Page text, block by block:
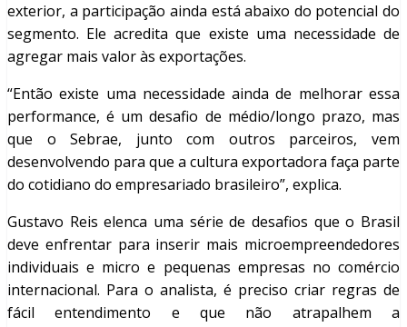
exterior, a participação ainda está abaixo do potencial do
segmento. Ele acredita que existe uma necessidade de
agregar mais valor às exportações.
“Então existe uma necessidade ainda de melhorar essa
performance, é um desafio de médio/longo prazo, mas
que o Sebrae, junto com outros parceiros, vem
desenvolvendo para que a cultura exportadora faça parte
do cotidiano do empresariado brasileiro”, explica.
Gustavo Reis elenca uma série de desafios que o Brasil
deve enfrentar para inserir mais microempreendedores
individuais e micro e pequenas empresas no comércio
internacional. Para o analista, é preciso criar regras de
fácil entendimento e que não atrapalhem a